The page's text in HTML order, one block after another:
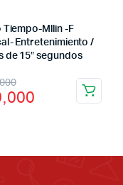
Tiempo-Mllin -F
Entretenimiento /
de 15″ segundos